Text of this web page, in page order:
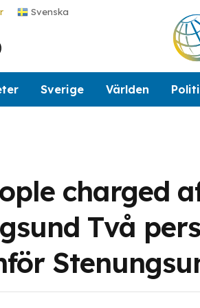
Svenska
Sverige Världen
charged
Två